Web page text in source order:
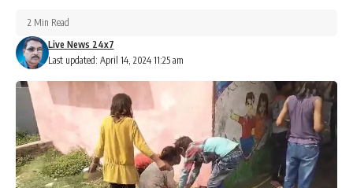
Last updated: April 14, 2024 11:25 am
Live News 24x7
2 Min Read